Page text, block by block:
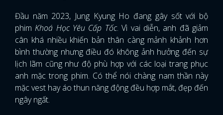
Đầu năm 2023, Jung Kyung Ho đang gây sốt với bộ
phimKhoá Học Yêu Cấp Tốc. Vì vai diễn, anh đã giảm
cân khá nhiều khiến bản thân càng mảnh khảnh hơn
bình thường nhưng điều đó không ảnh hưởng đến sự
lịch lãm cũng như độ phù hợp với các loại trang phục
anh mặc trong phim. Có thể nói chàng nam thần này
mặc vest hay áo thun năng động đều hợp mắt, đẹp đến
ngây ngất.